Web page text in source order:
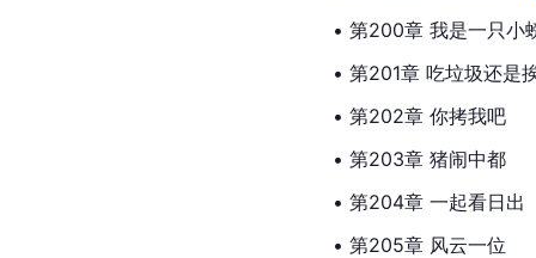
• 第200章 我是一只小
• 第201章 吃垃圾还是
• 第202章 你拷我吧
• 第203章 猪闹中都
• 第204章 一起看日出
• 第205章 风云一位